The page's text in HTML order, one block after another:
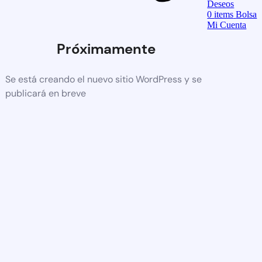
Próximamente
Se está creando el nuevo sitio WordPress y se
publicará en breve
Deseos
0items Bolsa
Mi Cuenta